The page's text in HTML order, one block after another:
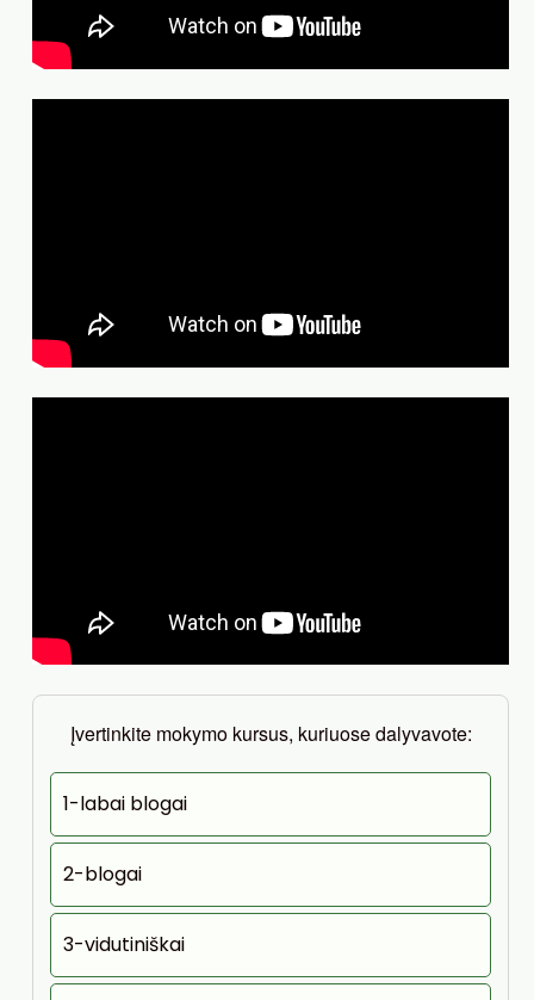
Įvertinkite mokymo kursus, kuriuose dalyvavote:
1-labai blogai
2-blogai
3-vidutiniškai